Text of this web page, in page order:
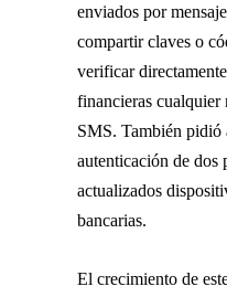
enviados por
compartir claves o
verificar
financieras
SMS. También pidió
autenticación de dos
actualizados
bancarias.
El crecimiento de